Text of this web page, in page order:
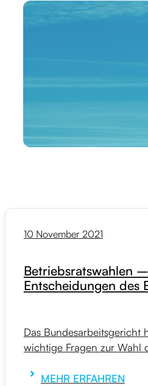
10 November 2021
Betriebsratswahlen
Entscheidungen des
Das Bundesarbeitsgericht
wichtige Fragen zur Wahl
MEHR ERFAHREN